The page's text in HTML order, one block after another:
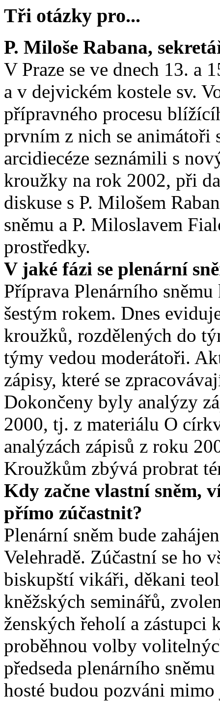
Tři otázky pro...
P. Miloše Rabana,
V Praze se ve dnech 13. a
a v dejvickém kostele sv.
přípravného procesu
prvním z nich se animátoři
arcidiecéze seznámili s
kroužky na rok 2002, při
diskuse s P. Milošem
sněmu a P. Miloslavem
prostředky.
V jaké fázi se plenární
Příprava Plenárního
šestým rokem. Dnes
kroužků, rozdělených do
týmy vedou moderátoři.
zápisy, které se
Dokončeny byly analýzy
2000, tj. z materiálu O
analýzách zápisů z roku
Kroužkům zbývá probrat
Kdy začne vlastní sněm,
přímo zúčastnit?
Plenární sněm bude
Velehradě. Zúčastní se ho
biskupští vikáři, děkani
kněžských seminářů,
ženských řeholí a zástupci
proběhnou volby
předseda plenárního
hosté budou pozváni